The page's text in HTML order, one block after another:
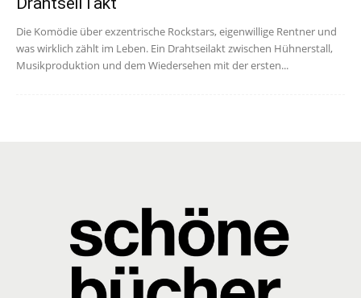
Die Komödie über exzentrische Rockstars, eigenwillige Rentner und
was wirklich zählt im Leben. Ein Drahtseilakt zwischen Hühnerstall,
Musikproduktion und dem Wiedersehen mit der ersten...